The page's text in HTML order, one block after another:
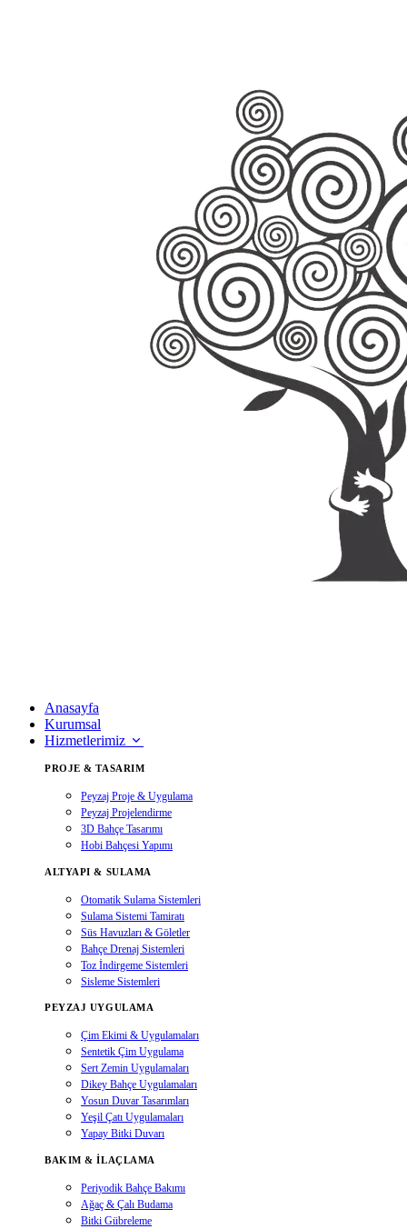
Anasayfa
Kurumsal
Hizmetlerimiz
PROJE & TASARIM
Peyzaj Proje & Uygulama
Peyzaj Projelendirme
3D Bahçe Tasarımı
Hobi Bahçesi Yapımı
ALTYAPI & SULAMA
Otomatik Sulama Sistemleri
Sulama Sistemi Tamiratı
Süs Havuzları & Göletler
Bahçe Drenaj Sistemleri
Toz İndirgeme Sistemleri
Sisleme Sistemleri
PEYZAJ UYGULAMA
Çim Ekimi & Uygulamaları
Sentetik Çim Uygulama
Sert Zemin Uygulamaları
Dikey Bahçe Uygulamaları
Yosun Duvar Tasarımları
Yeşil Çatı Uygulamaları
Yapay Bitki Duvarı
BAKIM & İLAÇLAMA
Periyodik Bahçe Bakımı
Ağaç & Çalı Budama
Bitki Gübreleme